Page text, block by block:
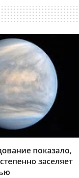
показало,
заселяет